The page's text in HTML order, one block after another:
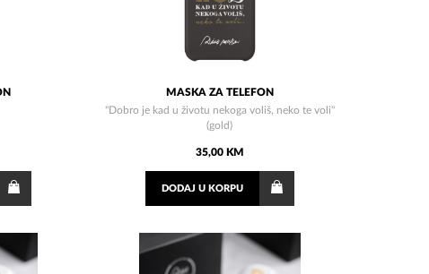
MASKA ZA TELEFON
"Dobro je kad u životu nekoga voliš, neko te voli"
(gold)
35,00 KM
DODAJU KORPU